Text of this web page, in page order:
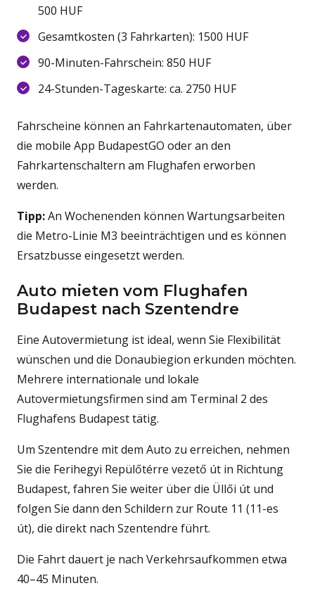
500 HUF
Gesamtkosten (3 Fahrkarten): 1500 HUF
90-Minuten-Fahrschein: 850 HUF
24-Stunden-Tageskarte: ca. 2750 HUF
Fahrscheine können an Fahrkartenautomaten, über
die mobile App BudapestGO oder an den
Fahrkartenschaltern am Flughafen erworben
werden.
Tipp:An Wochenenden können Wartungsarbeiten
die Metro-Linie M3 beeinträchtigen und es können
Ersatzbusse eingesetzt werden.
Auto mieten vom Flughafen
Budapest nach Szentendre
Eine Autovermietung ist ideal, wenn Sie Flexibilität
wünschen und die Donaubiegion erkunden möchten.
Mehrere internationale und lokale
Autovermietungsfirmen sind am Terminal 2 des
Flughafens Budapest tätig.
Um Szentendre mit dem Auto zu erreichen, nehmen
Sie die Ferihegyi Repülőtérre vezető út in Richtung
Budapest, fahren Sie weiter über die Üllői út und
folgen Sie dann den Schildern zur Route 11 (11-es
út), die direkt nach Szentendre führt.
Die Fahrt dauert je nach Verkehrsaufkommen etwa
40–45 Minuten.